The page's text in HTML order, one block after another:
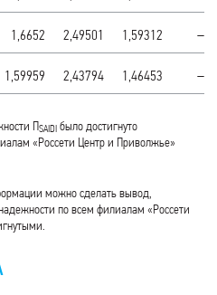
1,6652 2,49501 1,59312 –47
1,59959 2,43794 1,46453 –48
ПSAIDI было достигнуто
«Россети Центр и Приволжье»
можно сделать вывод,
по всем филиалам «Россети